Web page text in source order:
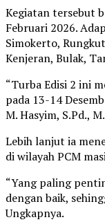
Kegiatan tersebut
Februari 2026.
Simokerto,
Kenjeran, Bulak,
“Turba Edisi 2 ini
pada 13-14
M. Hasyim, S.Pd.,
Lebih lanjut ia
di wilayah PCM
“Yang paling
dengan baik,
Ungkapnya.